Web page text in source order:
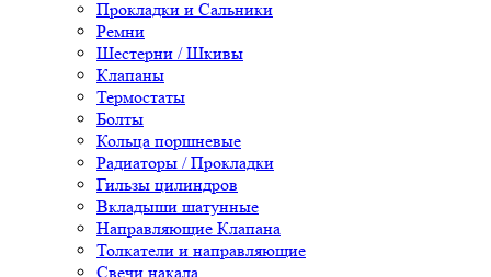
Прокладки и Сальники
Ремни
Шестерни / Шкивы
Клапаны
Термостаты
Болты
Кольца поршневые
Радиаторы / Прокладки
Гильзы цилиндров
Вкладыши шатунные
Направляющие Клапана
Толкатели и направляющие
Свечи накала